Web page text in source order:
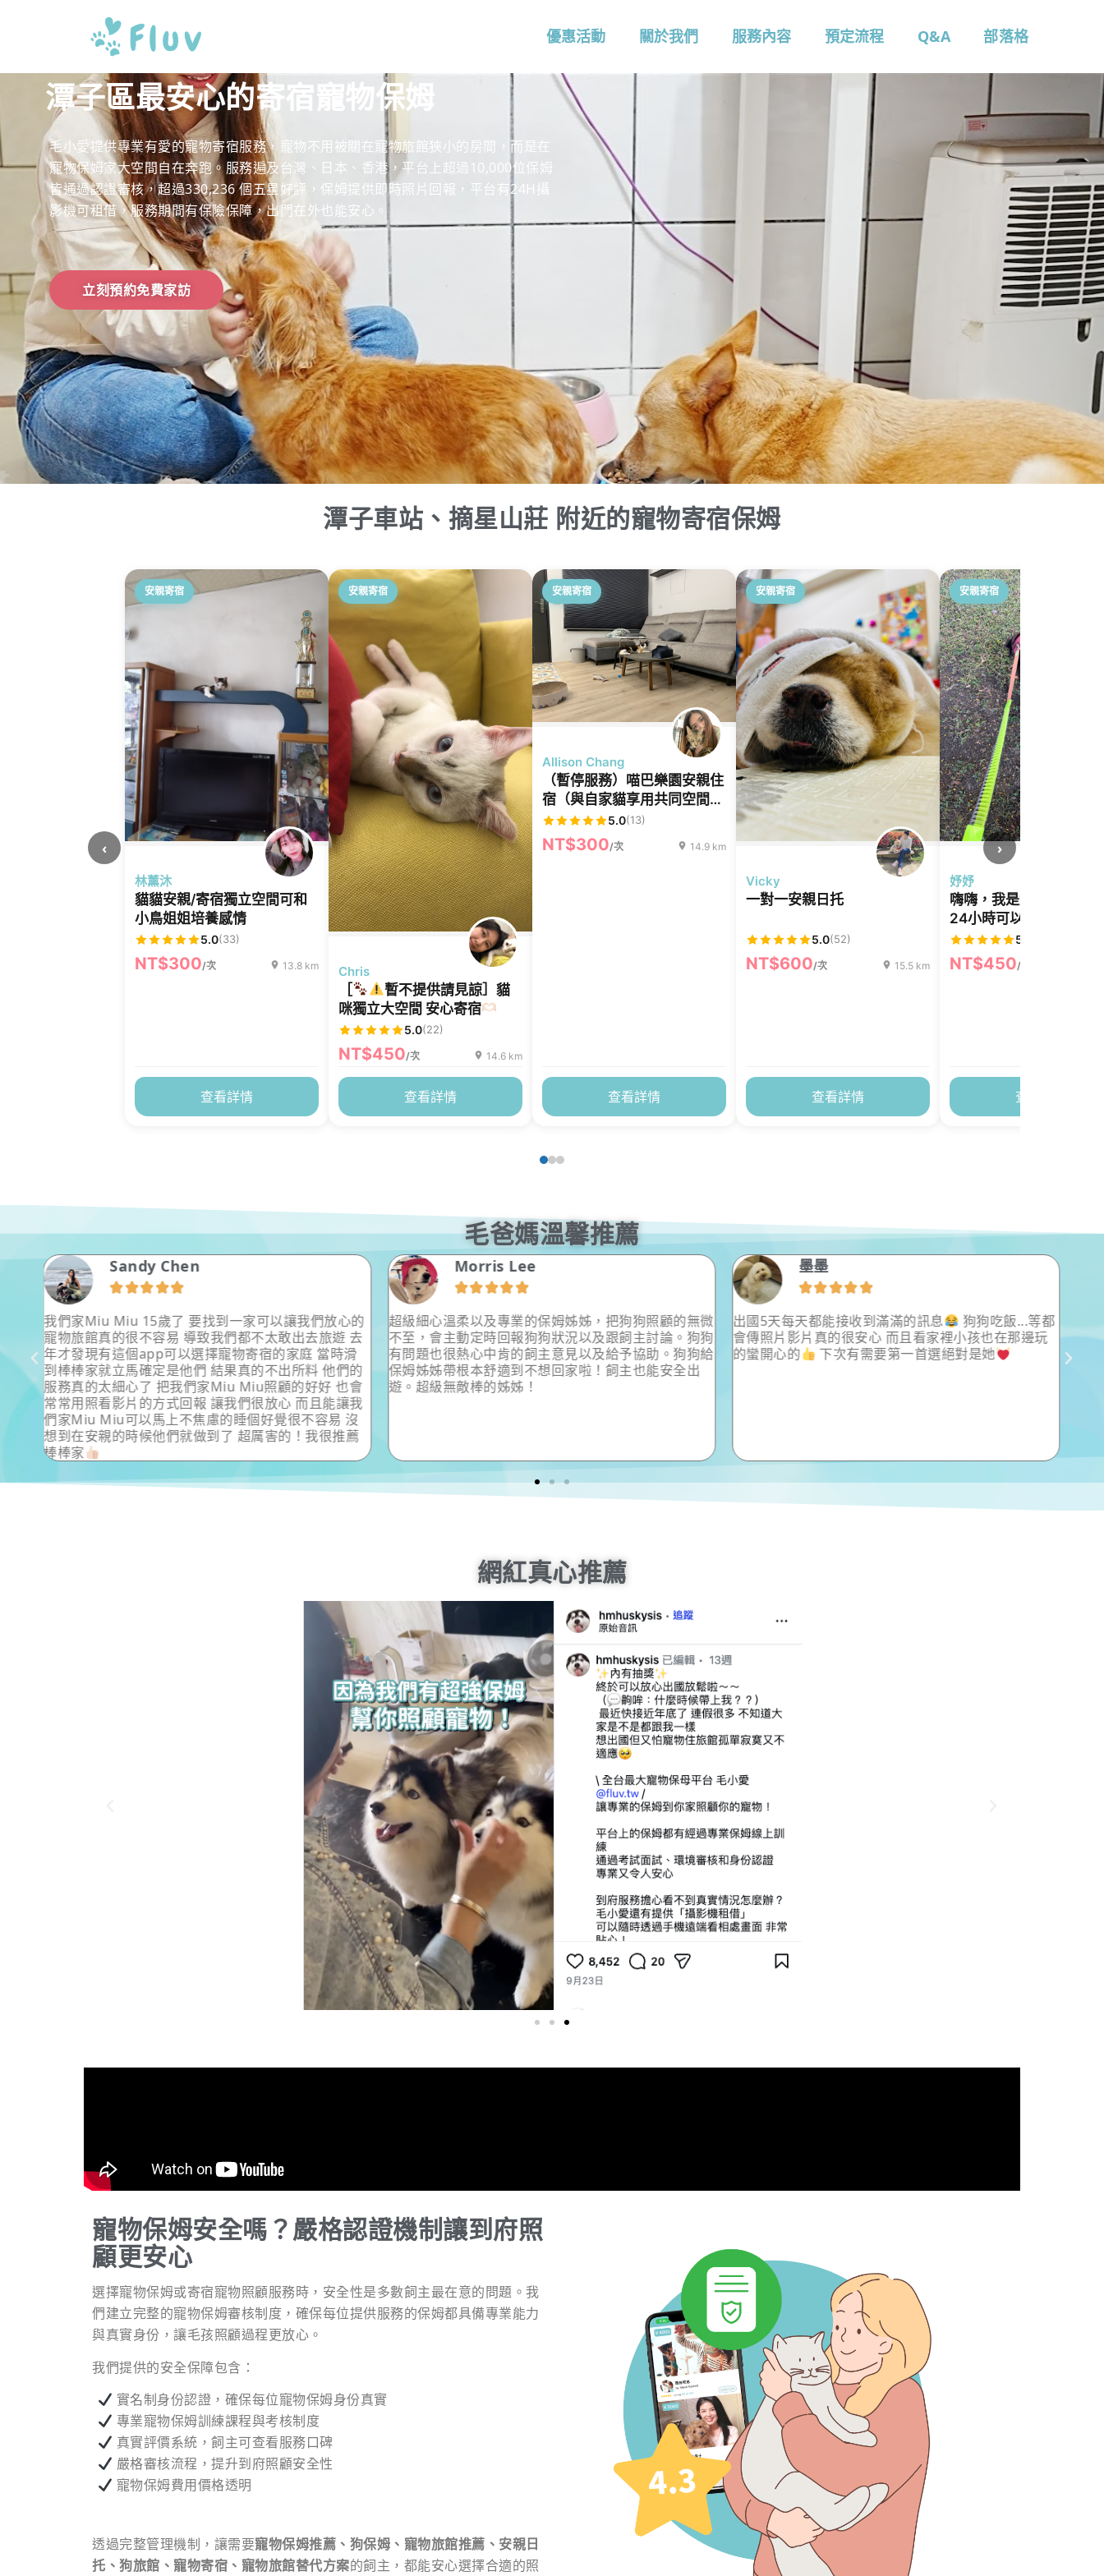
優惠活動 關於我們 服務內容 預定流程 Q&A 部落格
潭子區最安心的寄宿寵物保姆
毛小愛提供專業有愛的寵物寄宿服務，寵物不用被關在寵物旅館狹小的房間，而是在
寵物保姆家大空間自在奔跑。服務遍及台灣、日本、香港，平台上超過10,000位保姆
皆通過認證審核，超過330,236 個五星好評，保姆提供即時照片回報，平台有24H攝
影機可租借，服務期間有保險保障，出門在外也能安心。
立刻預約免費家訪
潭子車站、摘星山莊 附近的寵物寄宿保姆
安親寄宿
林薰沐
貓貓安親/寄宿獨立空間可和
小鳥姐姐培養感情
5.0(33)
NT$300/次 13.8 km
查看詳情
安親寄宿
Chris
暫不提供請見諒］貓
咪獨立大空間 安心寄宿
5.0(22)
NT$450/次 14.6 km
查看詳情
安親寄宿
Allison Chang
（暫停服務）喵巴樂園安親住
宿（與自家貓享用共同空間）
～照顧逾30隻貓的經驗
5.0(13)
NT$300/次 14.9 km
查看詳情
安親寄宿
Vicky
一對一安親日托
5.0(52)
NT$600/次 15.5 km
查看詳情
安親寄宿
妤妤
嗨嗨，我是魚魚，我家
24小時可以陪伴狗狗住
5.0
NT$450/次
查看詳情
‹ ›
毛爸媽溫馨推薦
Sandy Chen

我們家Miu Miu 15歲了 要找到一家可以讓我們放心的
寵物旅館真的很不容易 導致我們都不太敢出去旅遊 去
年才發現有這個app可以選擇寵物寄宿的家庭 當時滑
到棒棒家就立馬確定是他們 結果真的不出所料 他們的
服務真的太細心了 把我們家Miu Miu照顧的好好 也會
常常用照看影片的方式回報 讓我們很放心 而且能讓我
們家Miu Miu可以馬上不焦慮的睡個好覺很不容易 沒
想到在安親的時候他們就做到了 超厲害的！我很推薦
棒棒家
Morris Lee

超級細心溫柔以及專業的保姆姊姊，把狗狗照顧的無微
不至，會主動定時回報狗狗狀況以及跟飼主討論。狗狗
有問題也很熱心中肯的飼主意見以及給予協助。狗狗給
保姆姊姊帶根本舒適到不想回家啦！飼主也能安全出
遊。超級無敵棒的姊姊！
墨墨

出國5天每天都能接收到滿滿的訊息
狗狗吃飯...等都
會傳照片影片真的很安心 而且看家裡小孩也在那邊玩
的蠻開心的
下次有需要第一首選絕對是她
寵
網紅真心推薦
寵物保姆安全嗎？嚴格認證機制讓到府照
顧更安心
選擇寵物保姆或寄宿寵物照顧服務時，安全性是多數飼主最在意的問題。我
們建立完整的寵物保姆審核制度，確保每位提供服務的保姆都具備專業能力
與真實身份，讓毛孩照顧過程更放心。
我們提供的安全保障包含：
實名制身份認證，確保每位寵物保姆身份真實
專業寵物保姆訓練課程與考核制度
真實評價系統，飼主可查看服務口碑
嚴格審核流程，提升到府照顧安全性
寵物保姆費用價格透明
透過完整管理機制，讓需要寵物保姆推薦、狗保姆、寵物旅館推薦、安親日
托、狗旅館、寵物寄宿、寵物旅館替代方案的飼主，都能安心選擇合適的照